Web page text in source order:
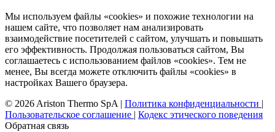
Мы используем файлы «cookies» и похожие технологии на
нашем сайте, что позволяет нам анализировать
взаимодействие посетителей с сайтом, улучшать и повышать
его эффективность. Продолжая пользоваться сайтом, Вы
соглашаетесь с использованием файлов «cookies». Тем не
менее, Вы всегда можете отключить файлы «cookies» в
настройках Вашего браузера.
© 2026 Ariston Thermo SpA | Политика конфиденциальности |
Пользовательское соглашение | Кодекс этического поведения
Обратная связь